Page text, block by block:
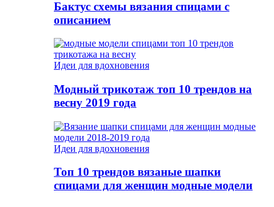
Бактус схемы вязания спицами с
описанием
Идеи для вдохновения
Модный трикотаж топ 10 трендов на
весну 2019 года
Идеи для вдохновения
Топ 10 трендов вязаные шапки
спицами для женщин модные модели